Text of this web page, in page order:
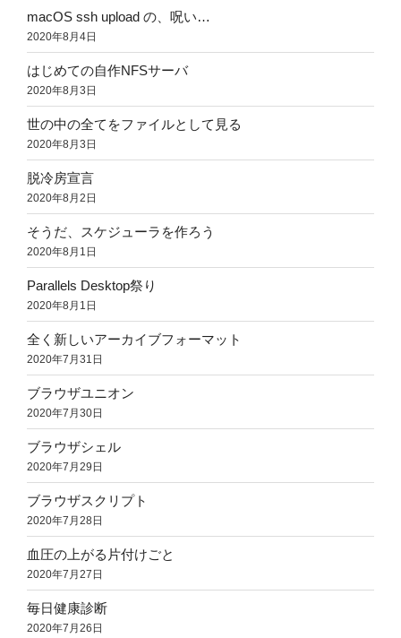
macOS ssh upload の、呪い…
2020年8月4日
はじめての自作NFSサーバ
2020年8月3日
世の中の全てをファイルとして見る
2020年8月3日
脱冷房宣言
2020年8月2日
そうだ、スケジューラを作ろう
2020年8月1日
Parallels Desktop祭り
2020年8月1日
全く新しいアーカイブフォーマット
2020年7月31日
ブラウザユニオン
2020年7月30日
ブラウザシェル
2020年7月29日
ブラウザスクリプト
2020年7月28日
血圧の上がる片付けごと
2020年7月27日
毎日健康診断
2020年7月26日